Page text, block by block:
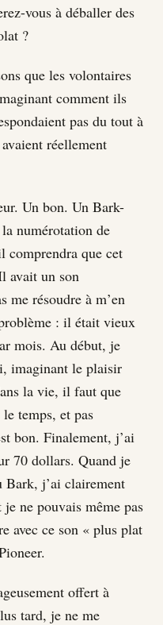
vous à déballer des
?
que les volontaires
comment ils
pas du tout à
réellement
Un bon. Un Bark-
numérotation de
comprendra que cet
avait un son
me résoudre à m’en
: il était vieux
mois. Au début, je
imaginant le plaisir
la vie, il faut que
temps, et pas
bon. Finalement, j’ai
70 dollars. Quand je
Bark, j’ai clairement
ne pouvais même pas
avec ce son « plus plat
offert à
tard, je ne me